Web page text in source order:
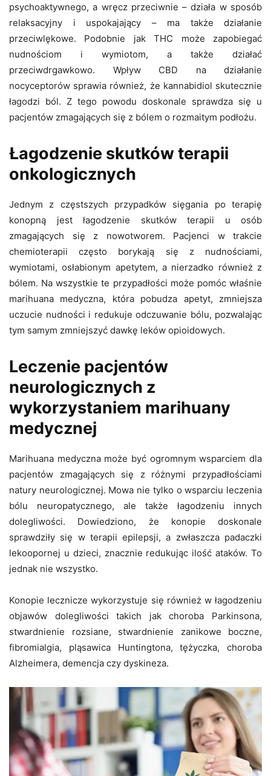
psychoaktywnego, a wręcz przeciwnie – działa w sposób
relaksacyjny i uspokajający – ma także działanie
przeciwlękowe. Podobnie jak THC może zapobiegać
nudnościom i wymiotom, a także działać
przeciwdrgawkowo. Wpływ CBD na działanie
nocyceptorów sprawia również, że kannabidiol skutecznie
łagodzi ból. Z tego powodu doskonale sprawdza się u
pacjentów zmagających się z bólem o rozmaitym podłożu.
Łagodzenie skutków terapii
onkologicznych
Jednym z częstszych przypadków sięgania po terapię
konopną jest łagodzenie skutków terapii u osób
zmagających się z nowotworem. Pacjenci w trakcie
chemioterapii często borykają się z nudnościami,
wymiotami, osłabionym apetytem, a nierzadko również z
bólem. Na wszystkie te przypadłości może pomóc właśnie
marihuana medyczna, która pobudza apetyt, zmniejsza
uczucie nudności i redukuje odczuwanie bólu, pozwalając
tym samym zmniejszyć dawkę leków opioidowych.
Leczenie pacjentów
neurologicznych z
wykorzystaniem marihuany
medycznej
Marihuana medyczna może być ogromnym wsparciem dla
pacjentów zmagających się z różnymi przypadłościami
natury neurologicznej. Mowa nie tylko o wsparciu leczenia
bólu neuropatycznego, ale także łagodzeniu innych
dolegliwości. Dowiedziono, że konopie doskonale
sprawdziły się w terapii epilepsji, a zwłaszcza padaczki
lekoopornej u dzieci, znacznie redukując ilość ataków. To
jednak nie wszystko.
Konopie lecznicze wykorzystuje się również w łagodzeniu
objawów dolegliwości takich jak choroba Parkinsona,
stwardnienie rozsiane, stwardnienie zanikowe boczne,
fibromialgia, pląsawica Huntingtona, tężyczka, choroba
Alzheimera, demencja czy dyskineza.